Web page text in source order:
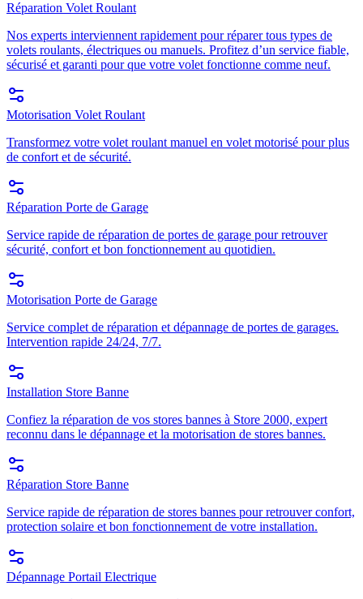
Réparation Volet Roulant
Nos experts interviennent rapidement pour réparer tous types de
volets roulants, électriques ou manuels. Profitez d’un service fiable,
sécurisé et garanti pour que votre volet fonctionne comme neuf.
Motorisation Volet Roulant
Transformez votre volet roulant manuel en volet motorisé pour plus
de confort et de sécurité.
Réparation Porte de Garage
Service rapide de réparation de portes de garage pour retrouver
sécurité, confort et bon fonctionnement au quotidien.
Motorisation Porte de Garage
Service complet de réparation et dépannage de portes de garages.
Intervention rapide 24/24, 7/7.
Installation Store Banne
Confiez la réparation de vos stores bannes à Store 2000, expert
reconnu dans le dépannage et la motorisation de stores bannes.
Réparation Store Banne
Service rapide de réparation de stores bannes pour retrouver confort,
protection solaire et bon fonctionnement de votre installation.
Dépannage Portail Electrique